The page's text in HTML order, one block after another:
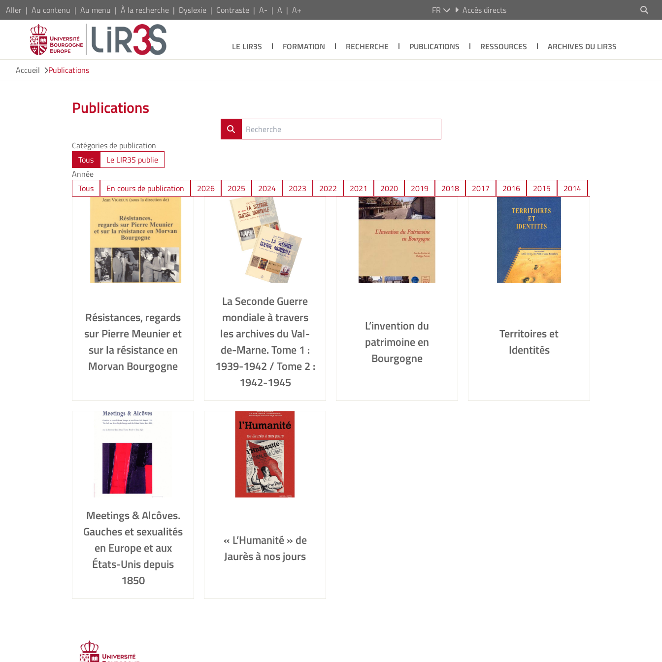
Aller Au contenu Au menu À la recherche Dyslexie Contraste A- A A+ FR Accès directs
LE LIR3S FORMATION RECHERCHE PUBLICATIONS RESSOURCES
ARCHIVES DU LIR3S
Accueil
Publications
Publications
Catégories de publication
Tous
Le LIR3S publie
Année
Tous
En cours de publication 2026 2025 2024 2023 2022 2021 2020 2019 2018 2017 2016 2015 2014
Résistances, regards
sur Pierre Meunier et
sur la résistance en
Morvan Bourgogne
La Seconde Guerre
mondiale à travers
les archives du Val-
de-Marne. Tome 1 :
1939-1942 / Tome 2 :
1942-1945
L’invention du
patrimoine en
Bourgogne
Territoires et
Identités
Meetings & Alcôves.
Gauches et sexualités
en Europe et aux
États-Unis depuis
1850
« L’Humanité » de
Jaurès à nos jours